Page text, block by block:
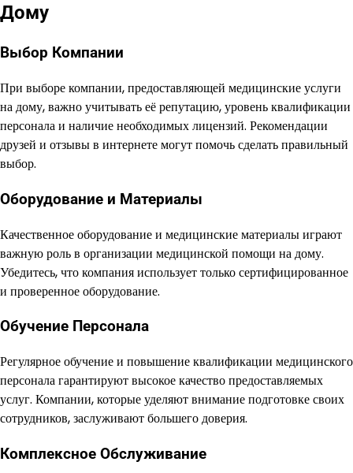
Дому
Выбор Компании
При выборе компании, предоставляющей медицинские услуги
на дому, важно учитывать её репутацию, уровень квалификации
персонала и наличие необходимых лицензий. Рекомендации
друзей и отзывы в интернете могут помочь сделать правильный
выбор.
Оборудование и Материалы
Качественное оборудование и медицинские материалы играют
важную роль в организации медицинской помощи на дому.
Убедитесь, что компания использует только сертифицированное
и проверенное оборудование.
Обучение Персонала
Регулярное обучение и повышение квалификации медицинского
персонала гарантируют высокое качество предоставляемых
услуг. Компании, которые уделяют внимание подготовке своих
сотрудников, заслуживают большего доверия.
Комплексное Обслуживание